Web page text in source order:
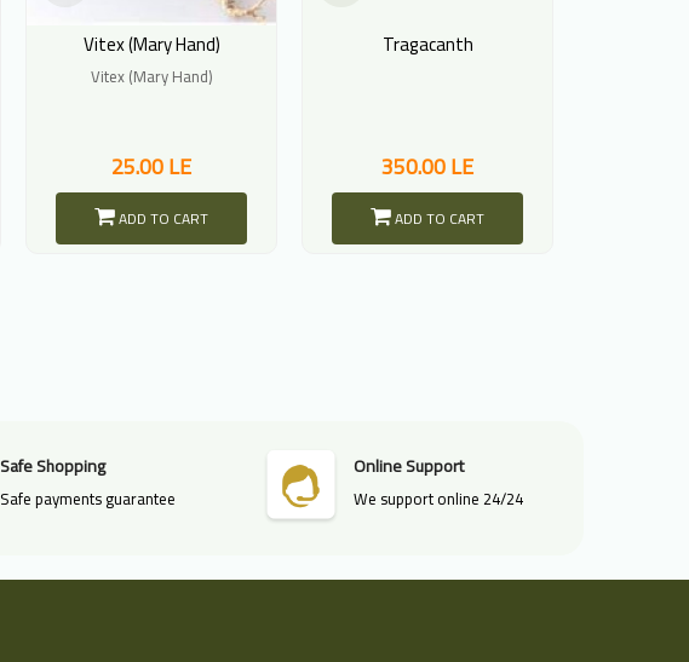
Vitex (Mary Hand)
Vitex (Mary Hand)
25.00 LE
ADD TO CART
Tragacanth
350.00 LE
ADD TO CART
Safe Shopping
Safe payments guarantee
Online Support
We support online 24/24